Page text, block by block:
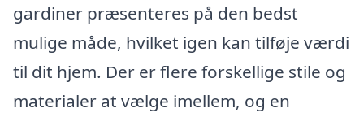
gardiner præsenteres på den bedst
mulige måde, hvilket igen kan tilføje værdi
til dit hjem. Der er flere forskellige stile og
materialer at vælge imellem, og en